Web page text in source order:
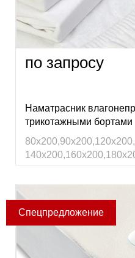
по запросу
Наматрасник
трикотажными бортами
80х200,90х200,120х200,